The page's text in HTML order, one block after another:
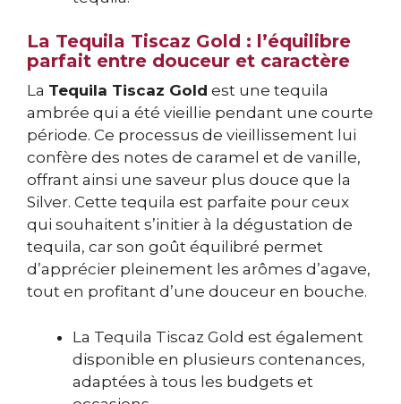
La Tequila Tiscaz Gold : l’équilibre
parfait entre douceur et caractère
La Tequila Tiscaz Gold est une tequila
ambrée qui a été vieillie pendant une courte
période. Ce processus de vieillissement lui
confère des notes de caramel et de vanille,
offrant ainsi une saveur plus douce que la
Silver. Cette tequila est parfaite pour ceux
qui souhaitent s’initier à la dégustation de
tequila, car son goût équilibré permet
d’apprécier pleinement les arômes d’agave,
tout en profitant d’une douceur en bouche.
La Tequila Tiscaz Gold est également
disponible en plusieurs contenances,
adaptées à tous les budgets et